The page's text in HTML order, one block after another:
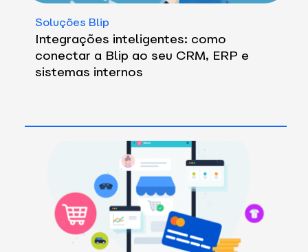
Soluções Blip
Integrações inteligentes: como
conectar a Blip ao seu CRM, ERP e
sistemas internos